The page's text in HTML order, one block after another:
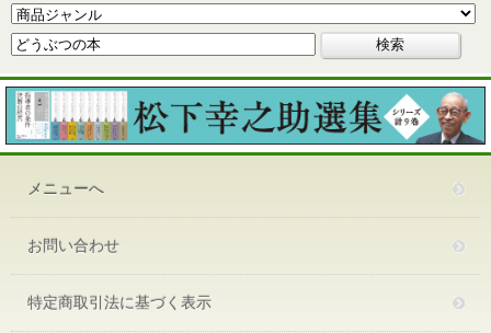
メニューへ
お問い合わせ
特定商取引法に基づく表示